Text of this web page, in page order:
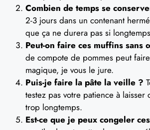
Combien de temps se
2-3 jours dans un contenant
que ça ne durera pas si
Peut-on faire ces muffins sans
de compote de pommes peut faire
magique, je vous le jure.
Puis-je faire la pâte la veille ?
testez pas votre patience à laisser
trop longtemps.
Est-ce que je peux congeler